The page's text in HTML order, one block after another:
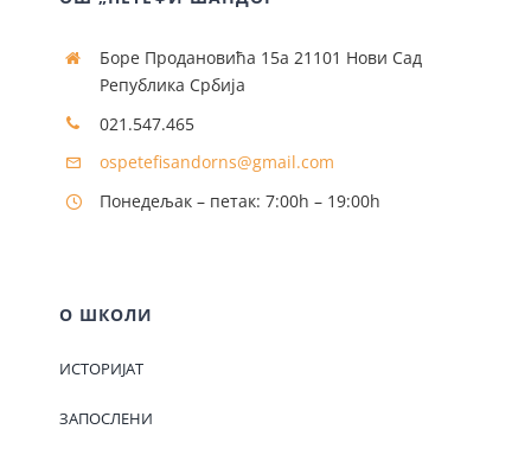
Боре Продановића 15а 21101 Нови Сад
Република Србија
021.547.465
ospetefisandorns@gmail.com
Понедељак – петак: 7:00h – 19:00h
О ШКОЛИ
ИСТОРИЈАТ
ЗАПОСЛЕНИ